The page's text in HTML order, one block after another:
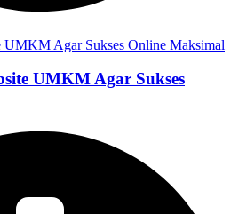
UMKM Agar Sukses